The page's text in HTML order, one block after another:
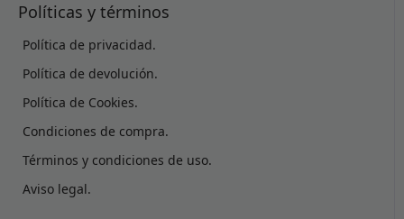
Políticas y términos
Política de privacidad.
Política de devolución.
Política de Cookies.
Condiciones de compra.
Términos y condiciones de uso.
Aviso legal.